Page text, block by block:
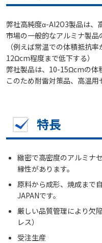
弊社高純度α-Al2O3製品は、
市場の一般的なアルミナ製
（例えば常温での体積抵抗
12Ωcm程度まで低下する）
弊社製品は、10-15Ωcmの体
このため耐雷対策品、高温用
特長
緻密で高密度のアルミナ
縁性があります。
原料から成形、焼成まで
JAPANです。
厳しい品質管理により欠
レス）
受注生産